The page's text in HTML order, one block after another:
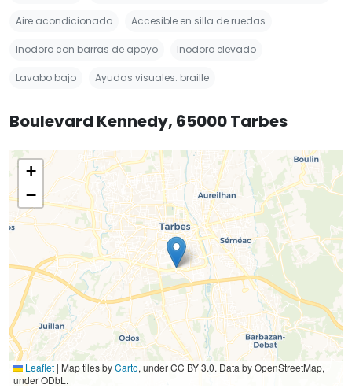
Aire acondicionado Accesible en silla de ruedas
Inodoro con barras de apoyo Inodoro elevado
Lavabo bajo Ayudas visuales: braille
Boulevard Kennedy, 65000 Tarbes
+
−
Leaflet | Map tiles byCarto, under CC BY 3.0. Data by OpenStreetMap,
under ODbL.